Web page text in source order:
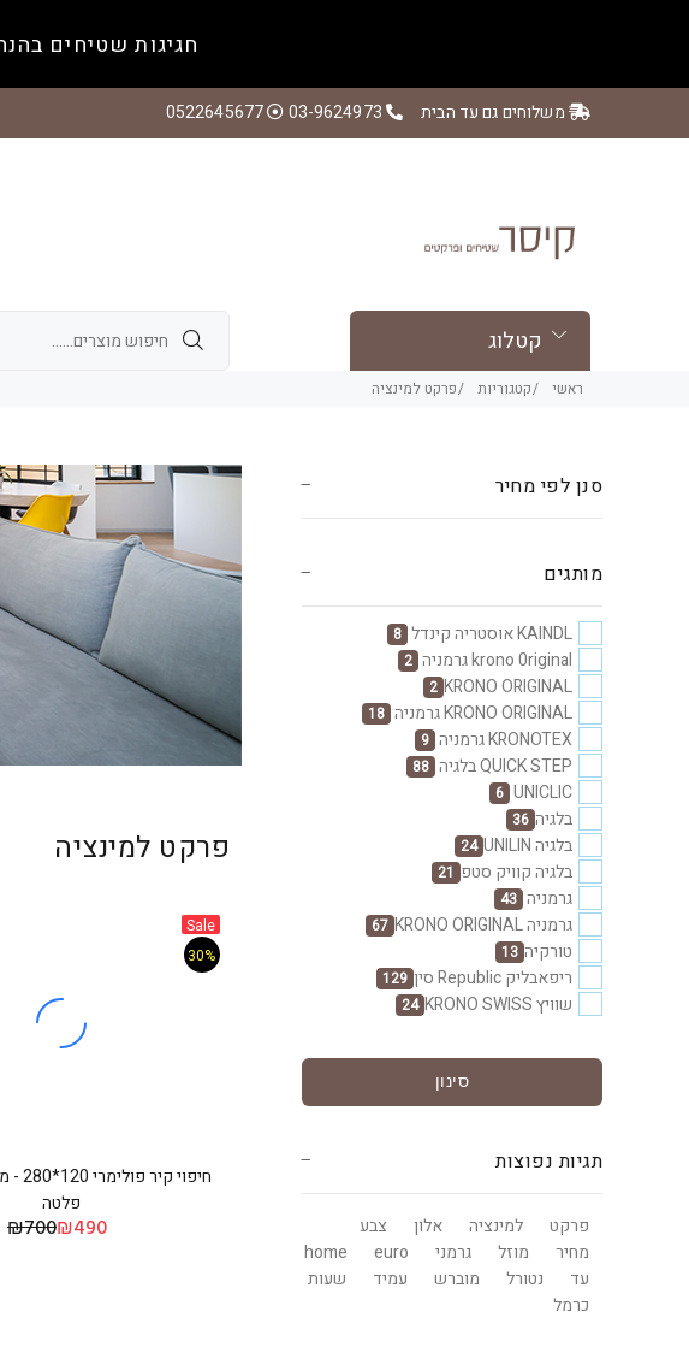
חגיגות שטיחים
משלוחים גם עד הבית 03-9624973
0522645677
קטלוג
ראשי קטגוריות פרקט למינציה
סנן לפי מחיר
מותגים
KAINDL אוסטריה קינדל 8
krono 0riginal גרמניה 2
KRONO ORIGINAL
2
KRONO ORIGINAL גרמניה 18
KRONOTEX גרמניה 9
QUICK STEP בלגיה 88
UNICLIC
6
בלגיה 36
בלגיה UNILIN 24
בלגיה קוויק סטפ 21
גרמניה 43
גרמניה KRONO ORIGINAL 67
טורקיה 13
ריפאבליק Republic סין 129
שוויץ KRONO SWISS 24
סינון
תגיות נפוצות
פרקט למינציה אלון
צבע
מחיר
מוזל גרמני euro
home
עד
נטורל מוברש עמיד
שעות
כרמל
פרקט למינציה
30%
Sale
פלטה
₪490
₪700